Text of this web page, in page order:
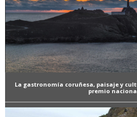
La gastronomía coruñesa, paisaje y
premio